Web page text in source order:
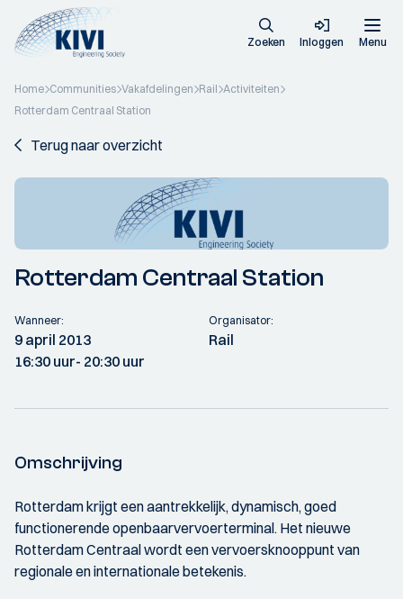
Zoeken Inloggen Menu
Home Communities Vakafdelingen Rail Activiteiten
Rotterdam Centraal Station
Terug naar overzicht
Rotterdam Centraal Station
Wanneer:
9 april 2013
16:30 uur- 20:30 uur
Organisator:
Rail
Omschrijving
Rotterdam krijgt een aantrekkelijk, dynamisch, goed
functionerende openbaarvervoerterminal. Het nieuwe
Rotterdam Centraal wordt een vervoersknooppunt van
regionale en internationale betekenis.